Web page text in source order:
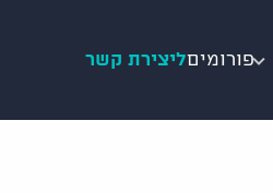
פורומיםליצירת קשר